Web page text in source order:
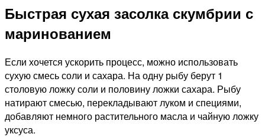
Быстрая сухая засолка скумбрии с
маринованием
Если хочется ускорить процесс, можно использовать
сухую смесь соли и сахара. На одну рыбу берут 1
столовую ложку соли и половину ложки сахара. Рыбу
натирают смесью, перекладывают луком и специями,
добавляют немного растительного масла и чайную ложку
уксуса.